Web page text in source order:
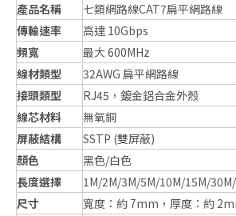
產品名稱
七類網路線CAT7扁平網路線
傳輸速率
高達 10Gbps
頻寬
最大 600MHz
線材類型
32AWG 扁平網路線
接頭類型
RJ45，鍍金鋁合金外殼
線芯材料
無氧銅
屏蔽結構
SSTP (雙屏蔽)
顏色
黑色/白色
長度選擇
1M/2M/3M/5M/10M/15M/
尺寸
寬度：約 7mm，厚度：約